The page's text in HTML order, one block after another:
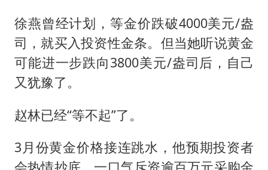
徐燕曾经计划，等金价跌破4000美元/盎
司，就买入投资性金条。但当她听说黄金
可能进一步跌向3800美元/盎司后，自己
又犹豫了。
赵林已经“等不起”了。
3月份黄金价格接连跳水，他预期投资者